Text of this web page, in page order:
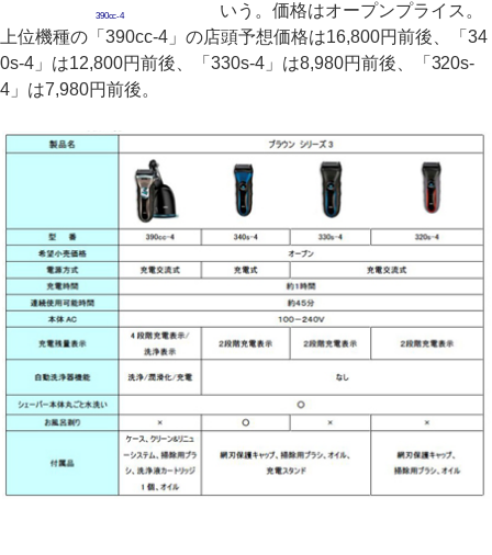
390cc-4
いう。価格はオープンプライス。
上位機種の「390cc-4」の店頭予想価格は16,800円前後、「34
0s-4」は12,800円前後、「330s-4」は8,980円前後、「320s-
4」は7,980円前後。